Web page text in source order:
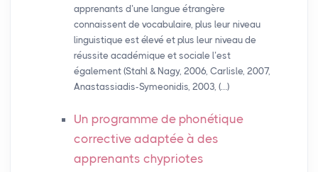
apprenants d’une langue étrangère
connaissent de vocabulaire, plus leur niveau
linguistique est élevé et plus leur niveau de
réussite académique et sociale l’est
également (Stahl & Nagy, 2006, Carlisle, 2007,
Anastassiadis-Symeonidis, 2003, (…)
Un programme de phonétique
corrective adaptée à des
apprenants chypriotes